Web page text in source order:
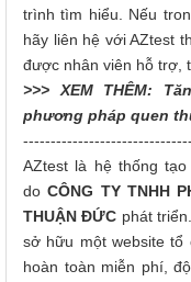
trình tìm hiểu. Nếu
hãy liên hệ với AZtest
được nhân viên hỗ trợ,
>>> XEM THÊM:
phương pháp quen
AZtest là hệ thống
doCÔNG TY TNHH
THUẬN ĐỨC phát
sở hữu một website tổ
hoàn toàn miễn phí,